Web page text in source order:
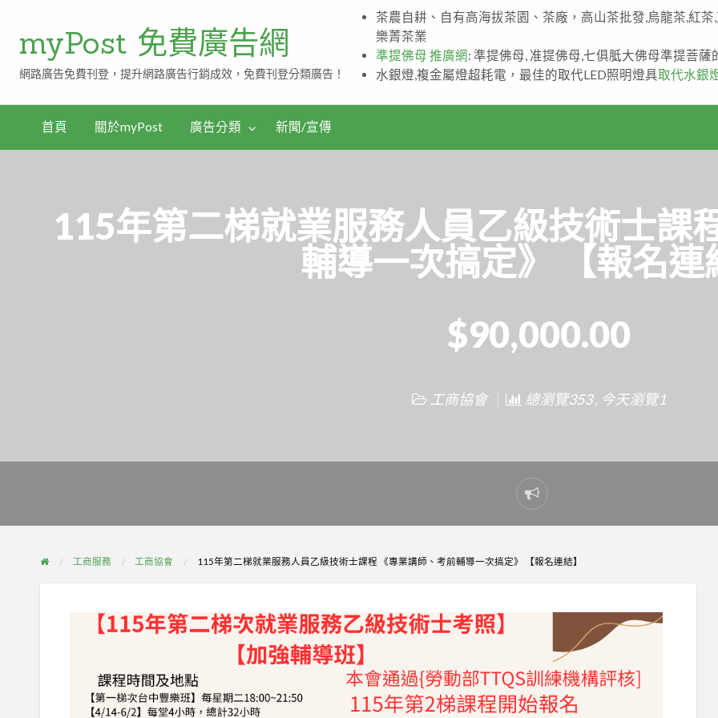
myPost 免費廣告網
網路廣告免費刊登，提升網路廣告行銷成效，免費刊登分類廣告！
茶農自耕、自有高海拔茶園、茶廠，高山茶批發,烏龍茶,紅茶
樂菁茶業
準提佛母 推廣網: 準提佛母, 准提佛母,七俱胝大佛母準提菩薩
水銀燈,複金屬燈超耗電，最佳的取代LED照明燈具取代水銀
首頁 關於myPost 廣告分類 新聞/宣傳
115年第二梯就業服務人員乙級技術士課
輔導一次搞定》 【報名連
$90,000.00
工商協會 總瀏覽353 , 今天瀏覽1
Report
problem
工商服務 工商協會 115年第二梯就業服務人員乙級技術士課程 《專業講師、考前輔導一次搞定》 【報名連結】